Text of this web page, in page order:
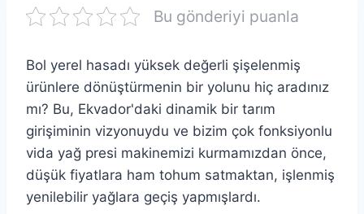
Bu gönderiyi puanla
Bol yerel hasadı yüksek değerli şişelenmiş
ürünlere dönüştürmenin bir yolunu hiç aradınız
mı? Bu, Ekvador'daki dinamik bir tarım
girişiminin vizyonuydu ve bizim çok fonksiyonlu
vida yağ presi makinemizi kurmamızdan önce,
düşük fiyatlara ham tohum satmaktan, işlenmiş
yenilebilir yağlara geçiş yapmışlardı.